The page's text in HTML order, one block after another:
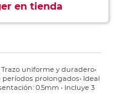
en tienda
uniforme y duradero•
prolongados• Ideal
0.5mm • Incluye 3